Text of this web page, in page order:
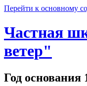
Перейти к основному
Частная
ветер"
Год основания